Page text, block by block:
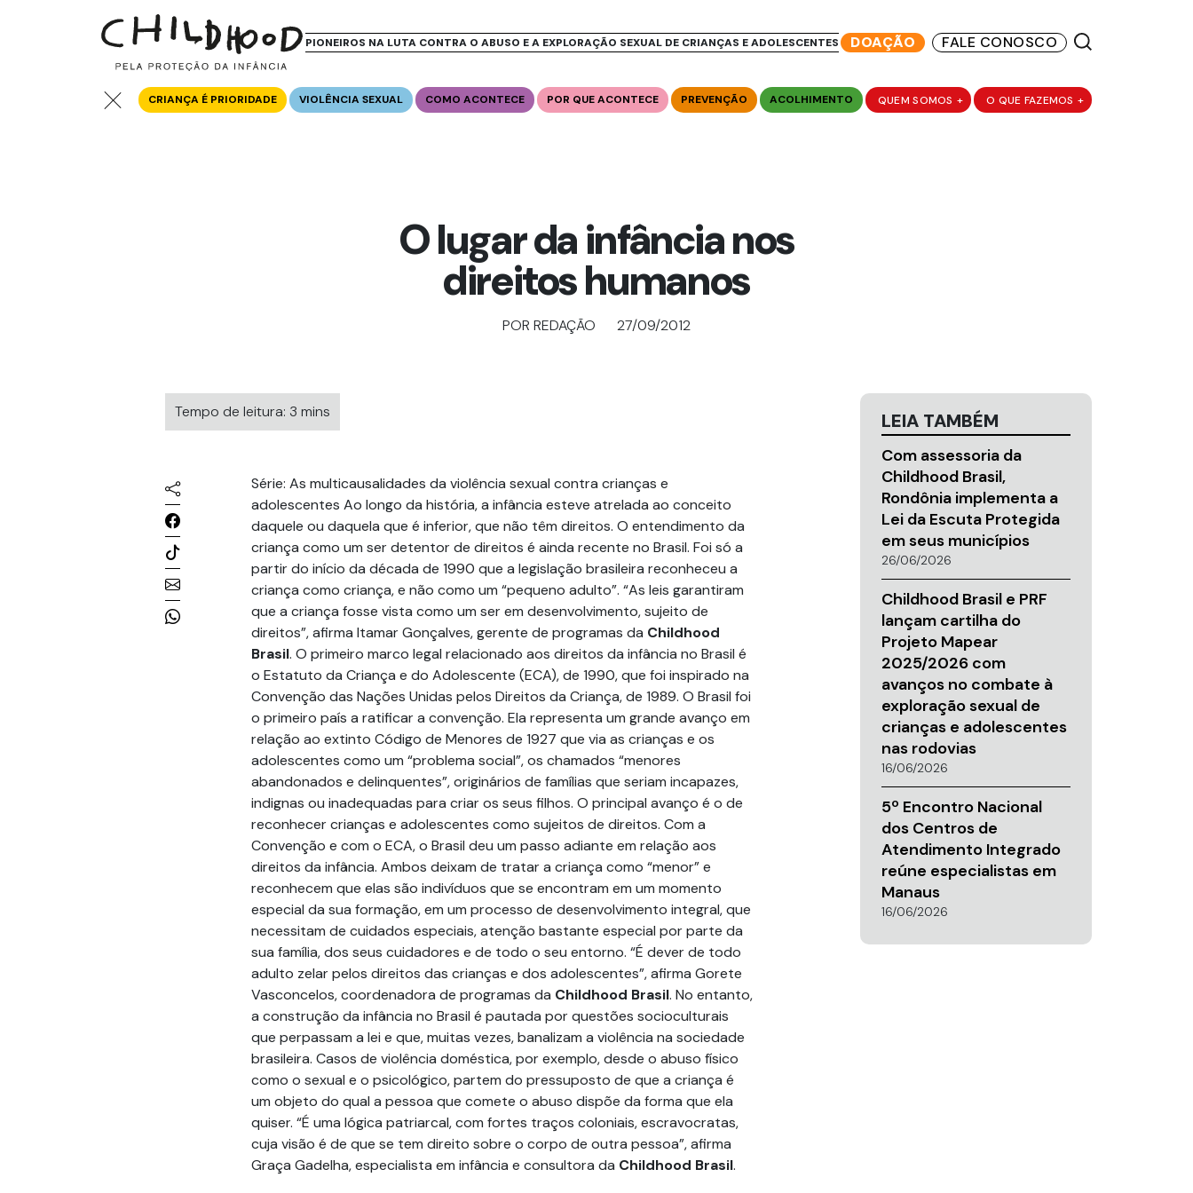
PIONEIROS NA LUTA CONTRA O ABUSO E A EXPLORAÇÃO SEXUAL DE CRIANÇAS E ADOLESCENTES DOAÇÃO FALE CONOSCO
CRIANÇA É PRIORIDADE VIOLÊNCIA SEXUAL COMO ACONTECE POR QUE ACONTECE PREVENÇÃO ACOLHIMENTO QUEM SOMOS + O QUE FAZEMOS +
O lugar da infância nos
direitos humanos
POR REDAÇÃO 27/09/2012
Tempo de leitura: 3 mins
Série: As multicausalidades da violência sexual contra crianças e
adolescentes Ao longo da história, a infância esteve atrelada ao conceito
daquele ou daquela que é inferior, que não têm direitos. O entendimento da
criança como um ser detentor de direitos é ainda recente no Brasil. Foi só a
partir do início da década de 1990 que a legislação brasileira reconheceu a
criança como criança, e não como um “pequeno adulto”. “As leis garantiram
que a criança fosse vista como um ser em desenvolvimento, sujeito de
direitos”, afirma Itamar Gonçalves, gerente de programas da Childhood
Brasil. O primeiro marco legal relacionado aos direitos da infância no Brasil é
o Estatuto da Criança e do Adolescente (ECA), de 1990, que foi inspirado na
Convenção das Nações Unidas pelos Direitos da Criança, de 1989. O Brasil foi
o primeiro país a ratificar a convenção. Ela representa um grande avanço em
relação ao extinto Código de Menores de 1927 que via as crianças e os
adolescentes como um “problema social”, os chamados “menores
abandonados e delinquentes”, originários de famílias que seriam incapazes,
indignas ou inadequadas para criar os seus filhos. O principal avanço é o de
reconhecer crianças e adolescentes como sujeitos de direitos. Com a
Convenção e com o ECA, o Brasil deu um passo adiante em relação aos
direitos da infância. Ambos deixam de tratar a criança como “menor” e
reconhecem que elas são indivíduos que se encontram em um momento
especial da sua formação, em um processo de desenvolvimento integral, que
necessitam de cuidados especiais, atenção bastante especial por parte da
sua família, dos seus cuidadores e de todo o seu entorno. “É dever de todo
adulto zelar pelos direitos das crianças e dos adolescentes”, afirma Gorete
Vasconcelos, coordenadora de programas da Childhood Brasil. No entanto,
a construção da infância no Brasil é pautada por questões socioculturais
que perpassam a lei e que, muitas vezes, banalizam a violência na sociedade
brasileira. Casos de violência doméstica, por exemplo, desde o abuso físico
como o sexual e o psicológico, partem do pressuposto de que a criança é
um objeto do qual a pessoa que comete o abuso dispõe da forma que ela
quiser. “É uma lógica patriarcal, com fortes traços coloniais, escravocratas,
cuja visão é de que se tem direito sobre o corpo de outra pessoa”, afirma
Graça Gadelha, especialista em infância e consultora da Childhood Brasil.
LEIA TAMBÉM
Com assessoria da
Childhood Brasil,
Rondônia implementa a
Lei da Escuta Protegida
em seus municípios
26/06/2026
Childhood Brasil e PRF
lançam cartilha do
Projeto Mapear
2025/2026 com
avanços no combate à
exploração sexual de
crianças e adolescentes
nas rodovias
16/06/2026
5º Encontro Nacional
dos Centros de
Atendimento Integrado
reúne especialistas em
Manaus
16/06/2026